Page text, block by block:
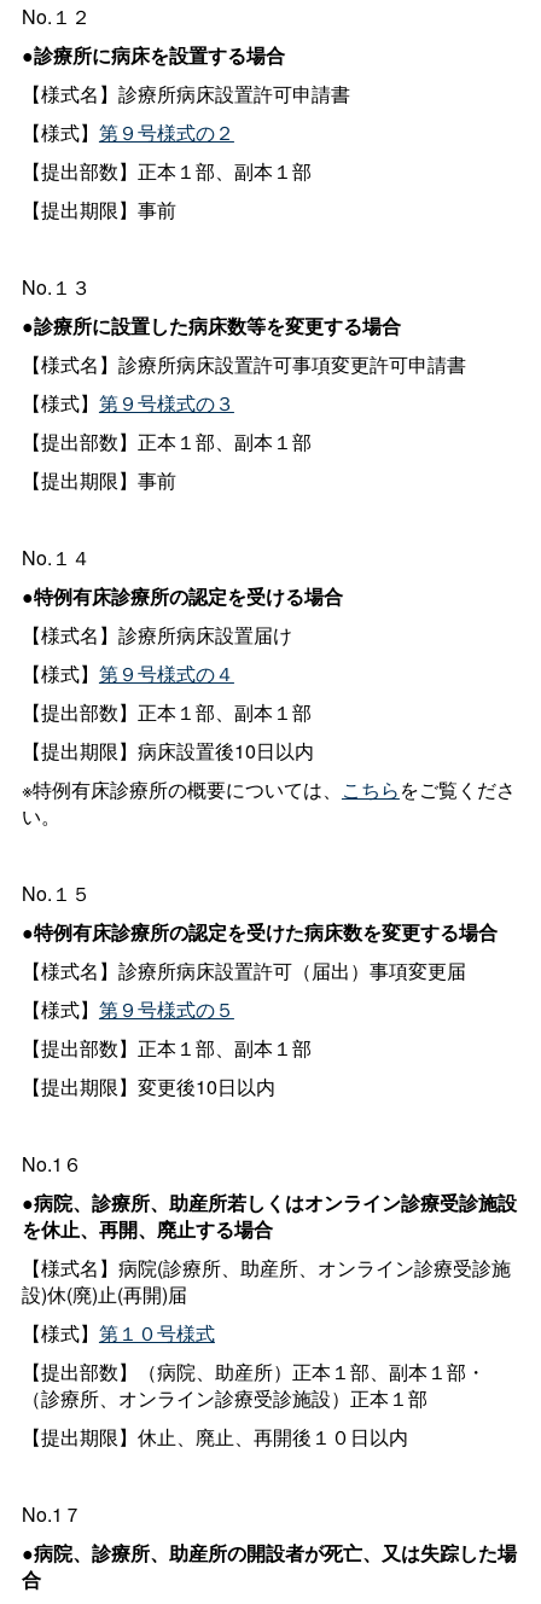
No.１２
●診療所に病床を設置する場合
【様式名】診療所病床設置許可申請書
【様式】 第９号様式の２
【提出部数】正本１部、副本１部
【提出期限】事前
No.１３
●診療所に設置した病床数等を変更する場合
【様式名】診療所病床設置許可事項変更許可申請書
【様式】 第９号様式の３
【提出部数】正本１部、副本１部
【提出期限】事前
No.１４
●特例有床診療所の認定を受ける場合
【様式名】診療所病床設置届け
【様式】 第９号様式の４
【提出部数】正本１部、副本１部
【提出期限】病床設置後10日以内
※特例有床診療所の概要については、 こちらをご覧くださ
い。
No.１５
●特例有床診療所の認定を受けた病床数を変更する場合
【様式名】診療所病床設置許可（届出）事項変更届
【様式】 第９号様式の５
【提出部数】正本１部、副本１部
【提出期限】変更後10日以内
No.1６
●病院、診療所、助産所若しくはオンライン診療受診施設
を休止、再開、廃止する場合
【様式名】病院(診療所、助産所、オンライン診療受診施
設)休(廃)止(再開)届
【様式】 第１０号様式
【提出部数】（病院、助産所）正本１部、副本１部・
（診療所、オンライン診療受診施設）正本１部
【提出期限】休止、廃止、再開後１０日以内
No.1７
●病院、診療所、助産所の開設者が死亡、又は失踪した場
合